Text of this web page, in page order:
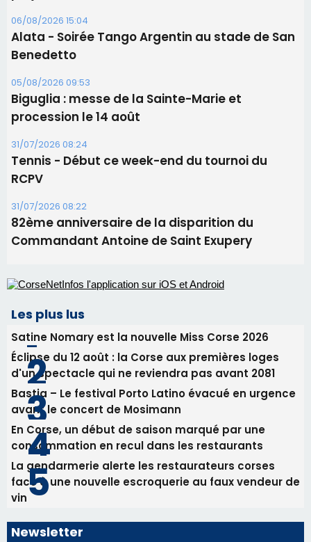
06/08/2026 15:04
Alata - Soirée Tango Argentin au stade de San
Benedetto
05/08/2026 09:53
Biguglia : messe de la Sainte-Marie et
procession le 14 août
31/07/2026 08:24
Tennis - Début ce week-end du tournoi du
RCPV
31/07/2026 08:22
82ème anniversaire de la disparition du
Commandant Antoine de Saint Exupery
Les plus lus
Satine Nomary est la nouvelle Miss Corse 2026
Éclipse du 12 août : la Corse aux premières loges
d'un spectacle qui ne reviendra pas avant 2081
Bastia – Le festival Porto Latino évacué en urgence
avant le concert de Mosimann
En Corse, un début de saison marqué par une
consommation en recul dans les restaurants
La gendarmerie alerte les restaurateurs corses
face à une nouvelle escroquerie au faux vendeur de
vin
Newsletter